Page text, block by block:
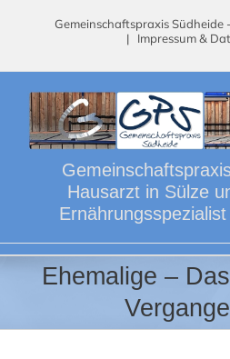
Gemeinschaftspraxis Südheide
| Impressum &
Hausarzt in Sülze
Ehemalige –